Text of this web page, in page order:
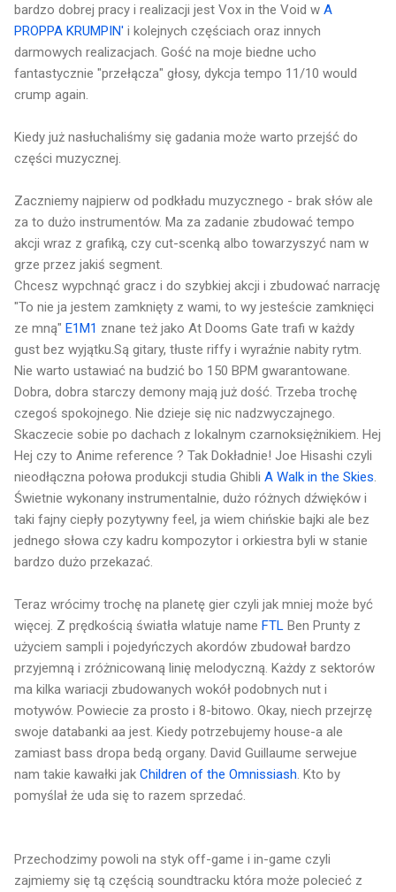
bardzo dobrej pracy i realizacji jest Vox in the Void w A
PROPPA KRUMPIN' i kolejnych częściach oraz innych
darmowych realizacjach. Gość na moje biedne ucho
fantastycznie "przełącza" głosy, dykcja tempo 11/10 would
crump again.
Kiedy już nasłuchaliśmy się gadania może warto przejść do
części muzycznej.
Zaczniemy najpierw od podkładu muzycznego - brak słów ale
za to dużo instrumentów. Ma za zadanie zbudować tempo
akcji wraz z grafiką, czy cut-scenką albo towarzyszyć nam w
grze przez jakiś segment.
Chcesz wypchnąć gracz i do szybkiej akcji i zbudować narrację
"To nie ja jestem zamknięty z wami, to wy jesteście zamknięci
ze mną" E1M1 znane też jako At Dooms Gate trafi w każdy
gust bez wyjątku.Są gitary, tłuste riffy i wyraźnie nabity rytm.
Nie warto ustawiać na budzić bo 150 BPM gwarantowane.
Dobra, dobra starczy demony mają już dość. Trzeba trochę
czegoś spokojnego. Nie dzieje się nic nadzwyczajnego.
Skaczecie sobie po dachach z lokalnym czarnoksiężnikiem. Hej
Hej czy to Anime reference ? Tak Dokładnie! Joe Hisashi czyli
nieodłączna połowa produkcji studia Ghibli A Walk in the Skies
Świetnie wykonany instrumentalnie, dużo różnych dźwięków i
taki fajny ciepły pozytywny feel, ja wiem chińskie bajki ale bez
jednego słowa czy kadru kompozytor i orkiestra byli w stanie
bardzo dużo przekazać.
Teraz wrócimy trochę na planetę gier czyli jak mniej może być
więcej. Z prędkością światła wlatuje name FTL Ben Prunty z
użyciem sampli i pojedyńczych akordów zbudował bardzo
przyjemną i zróżnicowaną linię melodyczną. Każdy z sektorów
ma kilka wariacji zbudowanych wokół podobnych nut i
motywów. Powiecie za prosto i 8-bitowo. Okay, niech przejrzę
swoje databanki aa jest. Kiedy potrzebujemy house-a ale
zamiast bass dropa bedą organy. David Guillaume serwejue
nam takie kawałki jak Children of the Omnissiash . Kto by
pomyślał że uda się to razem sprzedać.
Przechodzimy powoli na styk off-game i in-game czyli
zajmiemy się tą częścią soundtracku która może polecieć z